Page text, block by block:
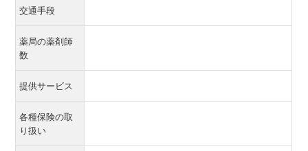
交通手段
薬局の薬剤師
数
提供サービス
各種保険の取
り扱い